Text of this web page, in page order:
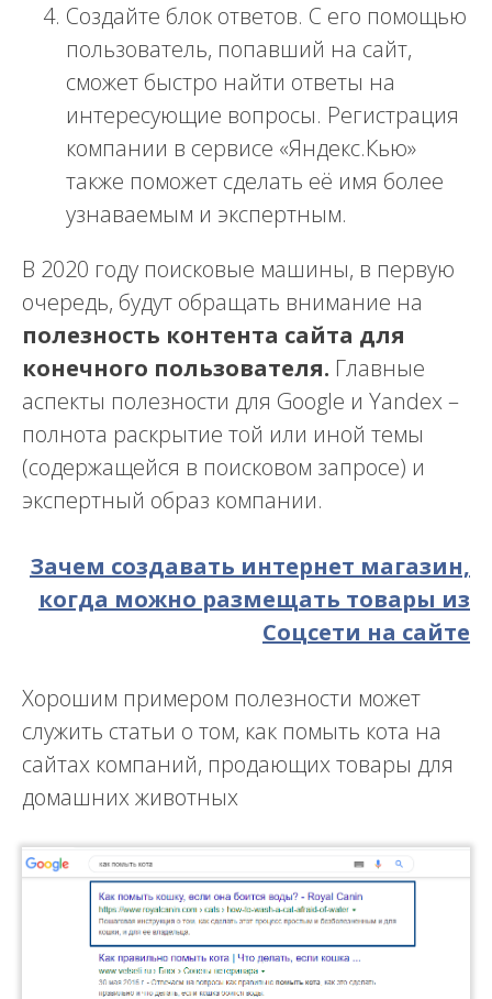
Создайте блок ответов. С его помощью
пользователь, попавший на сайт,
сможет быстро найти ответы на
интересующие вопросы. Регистрация
компании в сервисе «Яндекс.Кью»
также поможет сделать её имя более
узнаваемым и экспертным.
В 2020 году поисковые машины, в первую
очередь, будут обращать внимание на
полезность контента сайта для
конечного пользователя. Главные
аспекты полезности для Google и Yandex –
полнота раскрытие той или иной темы
(содержащейся в поисковом запросе) и
экспертный образ компании.
Зачем создавать интернет магазин,
когда можно размещать товары из
Соцсети на сайте
Хорошим примером полезности может
служить статьи о том, как помыть кота на
сайтах компаний, продающих товары для
домашних животных